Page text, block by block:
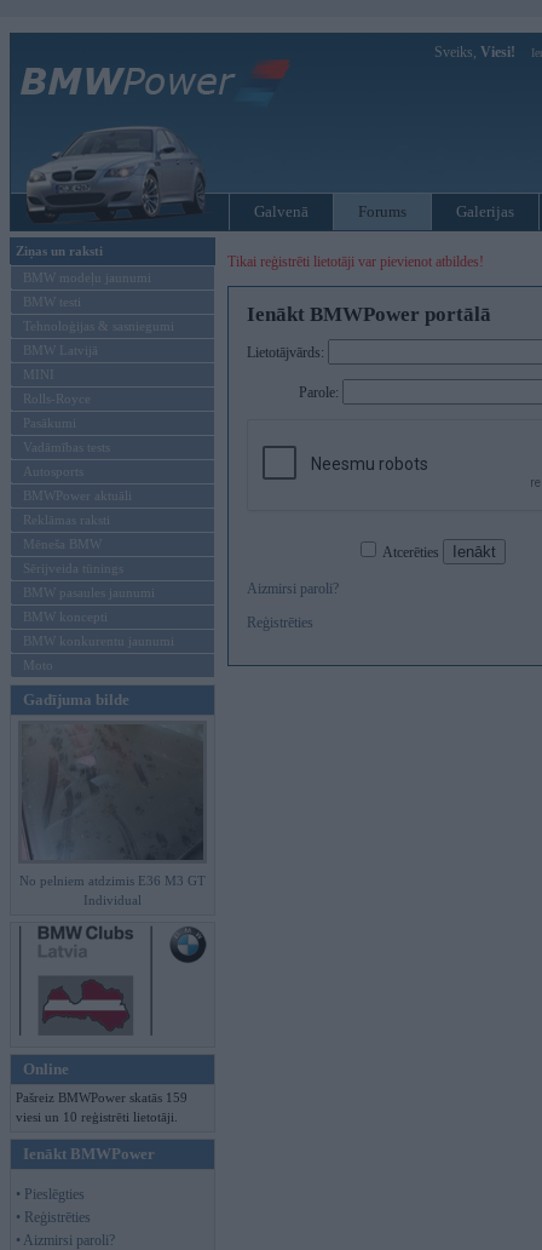
Sveiks, Viesi!
Galvenā Forums Galerijas
Ziņas un raksti
BMW modeļu jaunumi
BMW testi
Tehnoloģijas & sasniegumi
BMW Latvijā
MINI
Rolls-Royce
Pasākumi
Vadāmības tests
Autosports
BMWPower aktuāli
Reklāmas raksti
Mēneša BMW
Sērijveida tūnings
BMW pasaules jaunumi
BMW koncepti
BMW konkurentu jaunumi
Moto
Gadījuma bilde
No pelniem atdzimis E36 M3 GT
Individual
Online
Pašreiz BMWPower skatās 159
viesi un 10 reģistrēti lietotāji.
Ienākt BMWPower
• Pieslēgties
• Reģistrēties
• Aizmirsi paroli?
Tikai reģistrēti lietotāji var pievienot atbildes!
Ienākt BMWPower portālā
Lietotājvārds:
Parole:
Atcerēties
Aizmirsi paroli?
Reģistrēties